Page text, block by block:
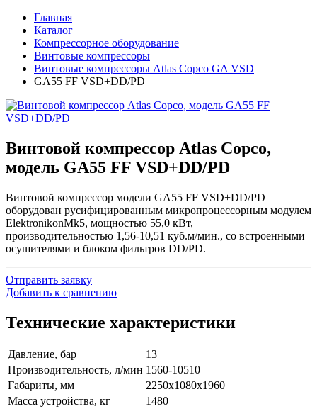
Главная
Каталог
Компрессорное оборудование
Винтовые компрессоры
Винтовые компрессоры Atlas Copco GA VSD
GA55 FF VSD+DD/PD
Винтовой компрессор Atlas Copco,
модель GA55 FF VSD+DD/PD
Винтовой компрессор модели GA55 FF VSD+DD/PD
оборудован русифицированным микропроцессорным модулем
ElektronikonMk5, мощностью 55,0 кВт,
производительностью 1,56-10,51 куб.м/мин., со встроенными
осушителями и блоком фильтров DD/PD.
Отправить заявку
Добавить к сравнению
Технические характеристики
Давление, бар
13
Производительность, л/мин 1560-10510
Габариты, мм
2250х1080х1960
Масса устройства, кг
1480